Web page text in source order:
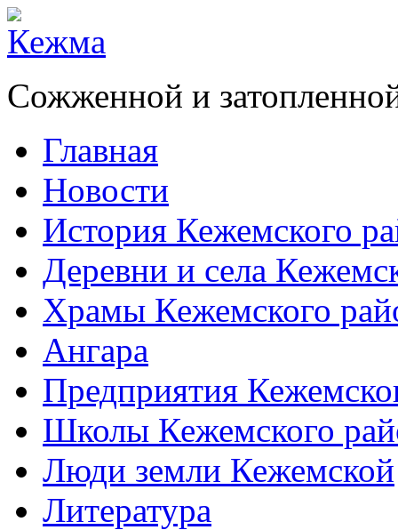
Сожженной и
Главная
Новости
История Кежемского
Деревни и села
Храмы Кежемского
Ангара
Предприятия
Школы Кежемского
Люди земли Кежемской
Литература